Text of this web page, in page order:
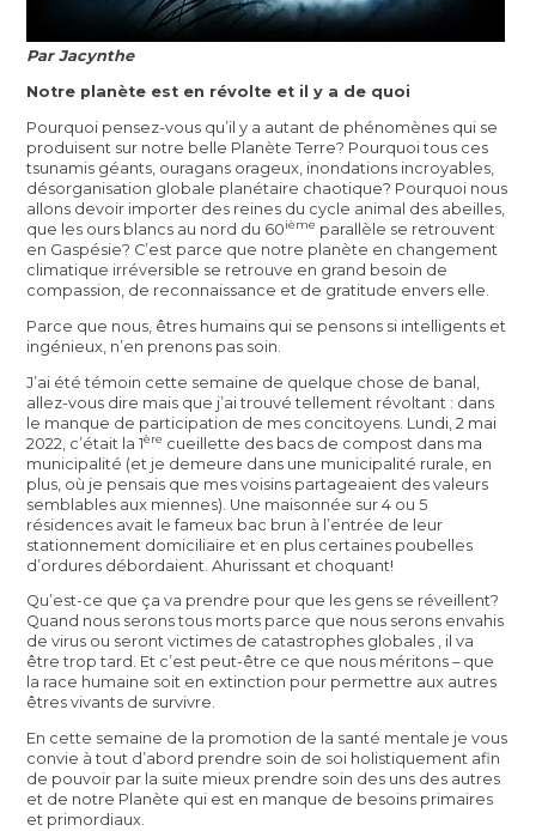
Par Jacynthe
Notre planète est en révolte et il y a de quoi
Pourquoi pensez-vous qu’il y a autant de phénomènes qui se
produisent sur notre belle Planète Terre? Pourquoi tous ces
tsunamis géants, ouragans orageux, inondations incroyables,
désorganisation globale planétaire chaotique? Pourquoi nous
allons devoir importer des reines du cycle animal des abeilles,
que les ours blancs au nord du 60ième parallèle se retrouvent
en Gaspésie? C’est parce que notre planète en changement
climatique irréversible se retrouve en grand besoin de
compassion, de reconnaissance et de gratitude envers elle.
Parce que nous, êtres humains qui se pensons si intelligents et
ingénieux, n’en prenons pas soin.
J’ai été témoin cette semaine de quelque chose de banal,
allez-vous dire mais que j’ai trouvé tellement révoltant : dans
le manque de participation de mes concitoyens. Lundi, 2 mai
2022, c’était la 1ère cueillette des bacs de compost dans ma
municipalité (et je demeure dans une municipalité rurale, en
plus, où je pensais que mes voisins partageaient des valeurs
semblables aux miennes). Une maisonnée sur 4 ou 5
résidences avait le fameux bac brun à l’entrée de leur
stationnement domiciliaire et en plus certaines poubelles
d’ordures débordaient. Ahurissant et choquant!
Qu’est-ce que ça va prendre pour que les gens se réveillent?
Quand nous serons tous morts parce que nous serons envahis
de virus ou seront victimes de catastrophes globales , il va
être trop tard. Et c’est peut-être ce que nous méritons – que
la race humaine soit en extinction pour permettre aux autres
êtres vivants de survivre.
En cette semaine de la promotion de la santé mentale je vous
convie à tout d’abord prendre soin de soi holistiquement afin
de pouvoir par la suite mieux prendre soin des uns des autres
et de notre Planète qui est en manque de besoins primaires
et primordiaux.